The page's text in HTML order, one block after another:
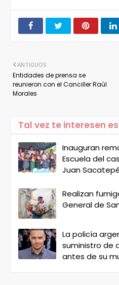
ANTIGUOS
Entidades de prensa se
reunieron con el Canciller Raúl
Morales
Tal vez te interesen
Inauguran
Escuela del
Juan
Realizan
General de
La policía
suministro de
antes de su